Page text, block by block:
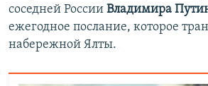
соседней России Владимира
ежегодное послание, которое
набережной Ялты.